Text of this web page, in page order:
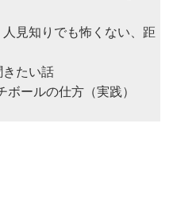
見知りでも怖くない、距
たい話
ールの仕方（実践）